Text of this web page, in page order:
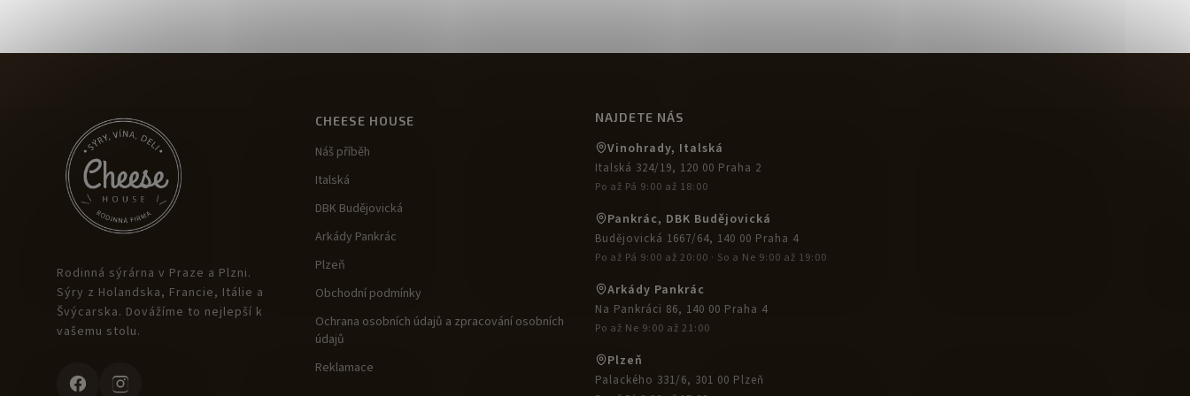
Rodinná sýrárna v Praze a Plzni.
Sýry z Holandska, Francie, Itálie a
Švýcarska. Dovážíme to nejlepší k
vašemu stolu.
CHEESE HOUSE
Náš příběh
Italská
DBK Budějovická
Arkády Pankrác
Plzeň
Obchodní podmínky
Ochrana osobních údajů a zpracování osobních
údajů
Reklamace
NAJDETE NÁS
Vinohrady, Italská
Italská 324/19, 120 00 Praha 2
Po až Pá 9:00 až 18:00
Pankrác, DBK Budějovická
Budějovická 1667/64, 140 00 Praha 4
Po až Pá 9:00 až 20:00 · So a Ne 9:00 až 19:00
Arkády Pankrác
Na Pankráci 86, 140 00 Praha 4
Po až Ne 9:00 až 21:00
Plzeň
Palackého 331/6, 301 00 Plzeň